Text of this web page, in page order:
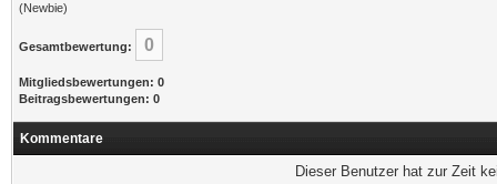
(Newbie)
Gesamtbewertung: 0
Mitgliedsbewertungen: 0
Beitragsbewertungen: 0
Kommentare
Dieser Benutzer hat zur Zeit